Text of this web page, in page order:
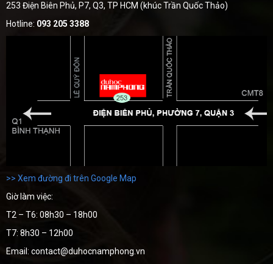
253 Điện Biên Phủ, P7, Q3, TP HCM (khúc Trần Quốc Thảo)
Hotline: 093 205 3388
>> Xem đường đi trên Google Map
Giờ làm việc:
T2 – T6: 08h30 – 18h00
T7: 8h30 – 12h00
Email: contact@duhocnamphong.vn